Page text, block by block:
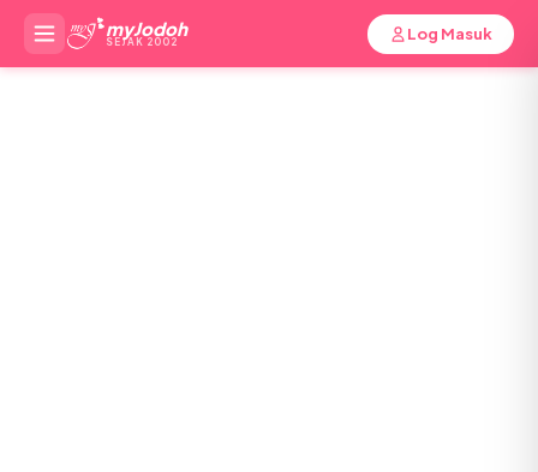
myJodoh
SEJAK 2002 Log Masuk